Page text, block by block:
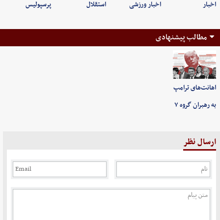
اخبار اخبار ورزشی استقلال پرسپولیس
مطالب پیشنهادی
اهانت‌های ترامپ
به رهبران گروه ۷
ارسال نظر